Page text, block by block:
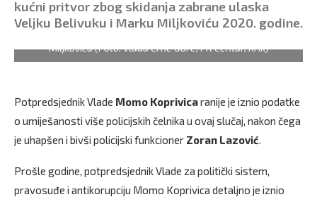
kućni pritvor zbog skidanja zabrane ulaska
Veljku Belivuku i Marku Miljkoviću 2020. godine.
Miljkovića (Foto: Vlada Crne Gore, PR Centar, Krik)
Potpredsjednik Vlade Momo Koprivicaranije je iznio podatke
o umiješanosti više policijskih čelnika u ovaj slučaj, nakon čega
je uhapšen i bivši policijski funkcioner Zoran Lazović.
Prošle godine, potpredsjednik Vlade za politički sistem,
pravosuđe i antikorupciju Momo Koprivica detaljno je iznio